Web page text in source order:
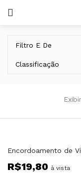
Filtro E De
Classificação
R$19,80 à vista